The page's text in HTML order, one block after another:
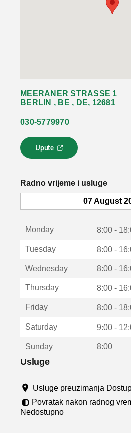
MEERANER STRASSE 1
BERLIN , BE , DE, 12681
030-5779970
Upute
L
i
k
o
u
u
Radno vrijeme i usluge
07 August
Monday 8:00 -
Tuesday 8:00 -
Wednesday 8:00 -
Thursday 8:00 -
Friday 8:00 -
Saturday 9:00 -
Sunday 8:00
Usluge
Usluge preuzimanja
Povratak nakon radnog
Nedostupno